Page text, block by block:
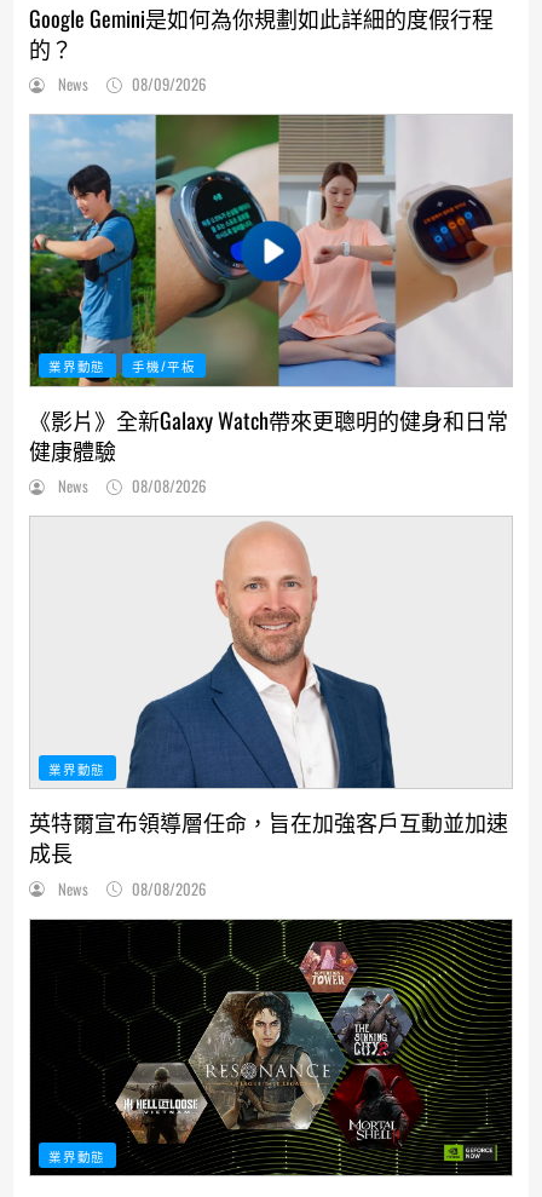
Google Gemini是如何為你規劃如此詳細的度假行程
的？
News 08/09/2026
業界動態 手機/平板
《影片》全新Galaxy Watch帶來更聰明的健身和日常
健康體驗
News 08/08/2026
業界動態
英特爾宣布領導層任命，旨在加強客戶互動並加速
成長
News 08/08/2026
業界動態